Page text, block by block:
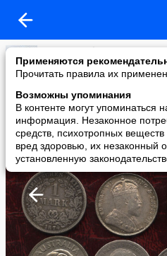
Применяются
Прочитать правила их
Возможны упоминания
В контенте могут упоминаться
информация. Незаконное
средств, психотропных
вред здоровью, их незаконный
установленную
ASTOR Eynsh
added a photo
24 Jan в 21:15